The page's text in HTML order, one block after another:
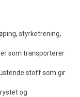
styrketrening,
som transporterer
stoff som gir
og